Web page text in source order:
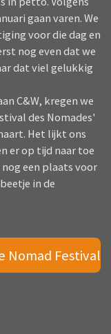
gaan varen. We
voor die dag en
nog even dat we
dat viel gelukkig
C&W, kregen we
des Nomades'
Het lijkt ons
er op tijd naar toe
een plaats voor
in de
Nomad Festival